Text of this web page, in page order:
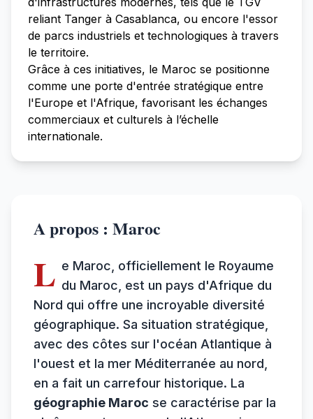
reliant Tanger à Casablanca, ou encore l'essor
de parcs industriels et technologiques à travers
le territoire.
Grâce à ces initiatives, le Maroc se positionne
comme une porte d'entrée stratégique entre
l'Europe et l'Afrique, favorisant les échanges
commerciaux et culturels à l’échelle
internationale.
A propos : Maroc
L e Maroc, officiellement le Royaume
du Maroc, est un pays d'Afrique du
Nord qui offre une incroyable diversité
géographique. Sa situation stratégique,
avec des côtes sur l'océan Atlantique à
l'ouest et la mer Méditerranée au nord,
en a fait un carrefour historique. La
géographie Maroc se caractérise par la